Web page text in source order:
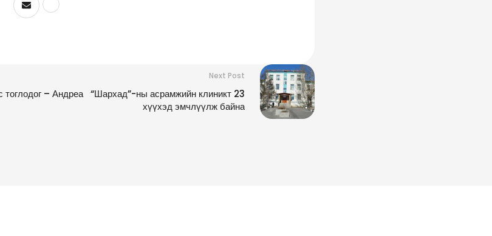
тоглодог – Андреа
Next Post
“Шархад”-ны асрамжийн клиникт 23
хүүхэд эмчлүүлж байна